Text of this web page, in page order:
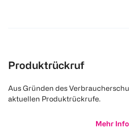
Produktrückruf
Aus Gründen des
aktuellen Produktrückrufe.
Mehr